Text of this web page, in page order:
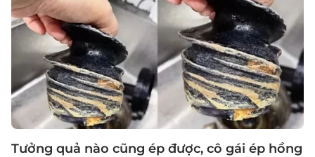
Tưởng quả nào cũng ép được, cô gái ép hồng